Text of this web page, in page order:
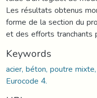
Les résultats obtenus
forme de la section du
et des efforts tranchants
Keywords
acier, béton, poutre
Eurocode 4.